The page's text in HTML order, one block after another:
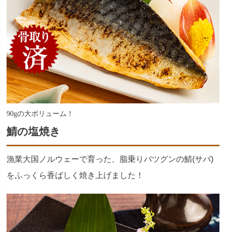
90gの大ボリューム！
鯖の塩焼き
漁業大国ノルウェーで育った、脂乗りバツグンの鯖(サバ)
をふっくら香ばしく焼き上げました！